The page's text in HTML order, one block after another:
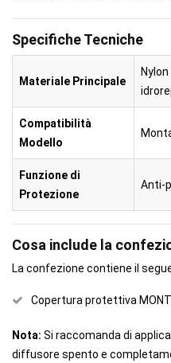
Specifiche Tecniche
Materiale Principale
Compatibilità
Modello
Funzione di
Protezione
Anti-
Cosa include la
La confezione contiene il
Copertura protettiva
Nota: Si raccomanda di
diffusore spento e